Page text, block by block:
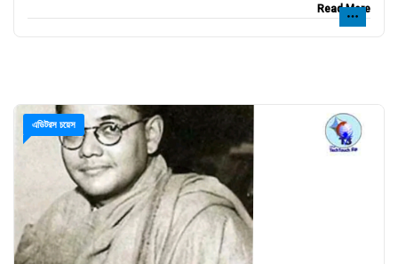
Read More
এডিটরস চয়েস